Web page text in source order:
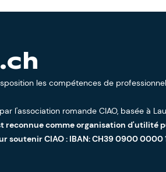
les compétences de
l'association romande CIAO, basée à
reconnue comme organisation d'utilité
soutenir CIAO : IBAN: CH39 0900 0000